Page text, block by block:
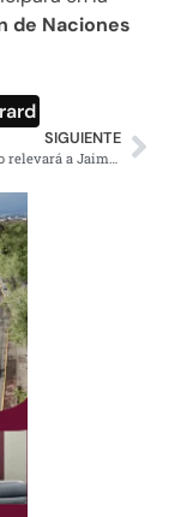
de Naciones
SIGUIENTE